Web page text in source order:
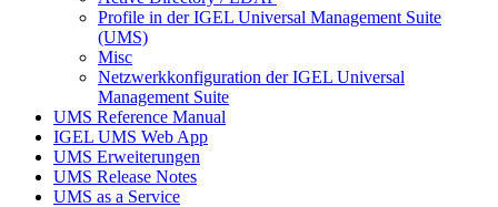
Profile in der IGEL Universal Management Suite
(UMS)
Misc
Netzwerkkonfiguration der IGEL Universal
Management Suite
UMS Reference Manual
IGEL UMS Web App
UMS Erweiterungen
UMS Release Notes
UMS as a Service